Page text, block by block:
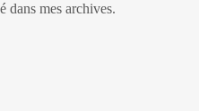
dans mes archives.